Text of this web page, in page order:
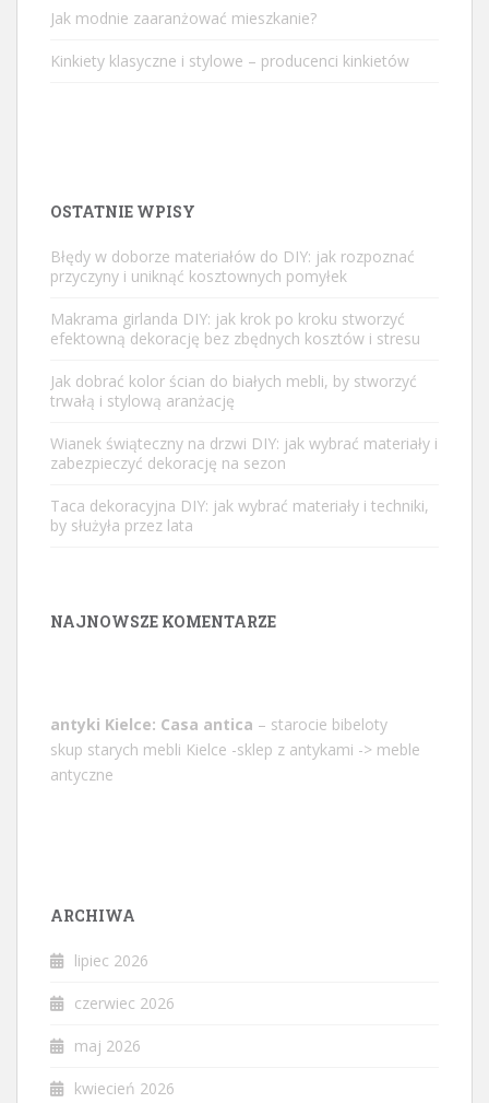
Jak modnie zaaranżować mieszkanie?
Kinkiety klasyczne i stylowe – producenci kinkietów
OSTATNIE WPISY
Błędy w doborze materiałów do DIY: jak rozpoznać
przyczyny i uniknąć kosztownych pomyłek
Makrama girlanda DIY: jak krok po kroku stworzyć
efektowną dekorację bez zbędnych kosztów i stresu
Jak dobrać kolor ścian do białych mebli, by stworzyć
trwałą i stylową aranżację
Wianek świąteczny na drzwi DIY: jak wybrać materiały i
zabezpieczyć dekorację na sezon
Taca dekoracyjna DIY: jak wybrać materiały i techniki,
by służyła przez lata
NAJNOWSZE KOMENTARZE
antyki Kielce: Casa antica – starocie bibeloty
skup starych mebli Kielce -sklep z antykami -> meble
antyczne
ARCHIWA
lipiec 2026
czerwiec 2026
maj 2026
kwiecień 2026